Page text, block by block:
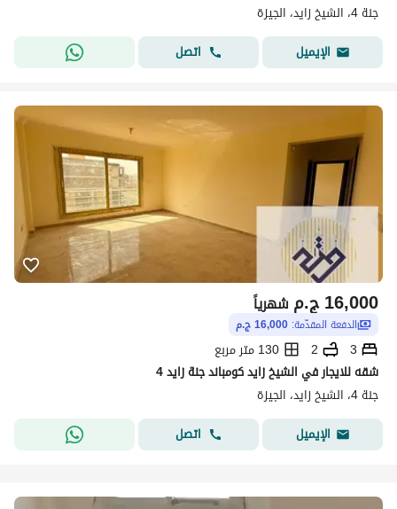
جنة 4، الشيخ زايد، الجيزة
الإيميل
اتصل
ج.م16,000 شهرياً
الدفعة المقدّمة: 16,000 ج.م
3
2
130 متر مربع
شقه للايجار في الشيخ زايد كومباند جنة زايد 4
جنة 4، الشيخ زايد، الجيزة
الإيميل
اتصل